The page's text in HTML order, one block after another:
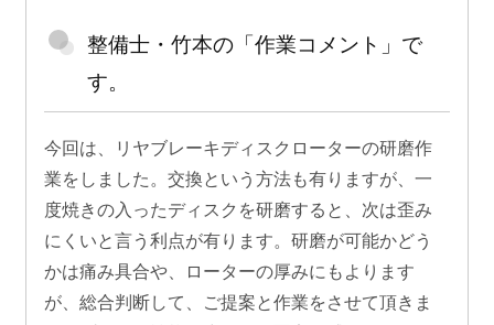
整備士・竹本の「作業コメント」で
す。
今回は、リヤブレーキディスクローターの研磨作
業をしました。交換という方法も有りますが、一
度焼きの入ったディスクを研磨すると、次は歪み
にくいと言う利点が有ります。研磨が可能かどう
かは痛み具合や、ローターの厚みにもよります
が、総合判断して、ご提案と作業をさせて頂きま